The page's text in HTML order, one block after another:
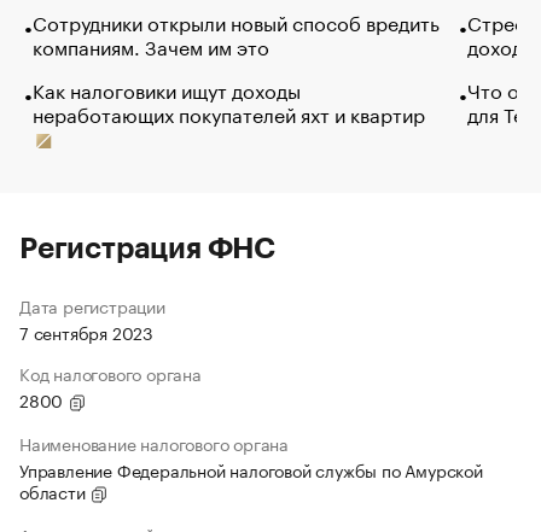
Сотрудники открыли новый способ вредить
компаниям. Зачем им это
Как налоговики ищут доходы
неработающих покупателей яхт и квартир
Что
для
Регистрация ФНС
Дата регистрации
7 сентября 2023
Код налогового органа
2800
Наименование налогового органа
Управление Федеральной налоговой службы по Амурской
области